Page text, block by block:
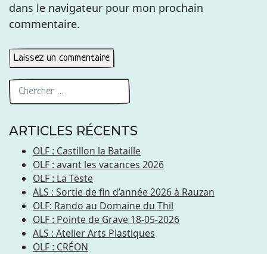
dans le navigateur pour mon prochain
commentaire.
ARTICLES RÉCENTS
OLF : Castillon la Bataille
OLF : avant les vacances 2026
OLF : La Teste
ALS : Sortie de fin d’année 2026 à Rauzan
OLF: Rando au Domaine du Thil
OLF : Pointe de Grave 18-05-2026
ALS : Atelier Arts Plastiques
OLF : CRÉON